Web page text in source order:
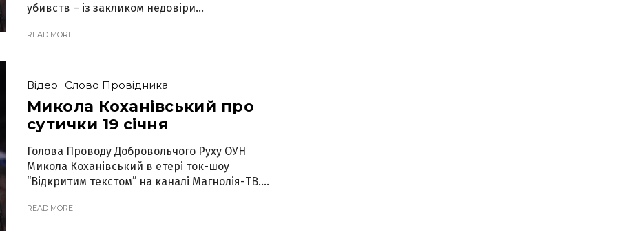
убивств – із закликом недовіри...
READ MORE
Відео Слово Провідника
Микола Коханівський про
сутички 19 січня
Голова Проводу Добровольчого Руху ОУН
Микола Коханівський в етері ток-шоу
“Відкритим текстом” на каналі Магнолія-ТВ....
READ MORE